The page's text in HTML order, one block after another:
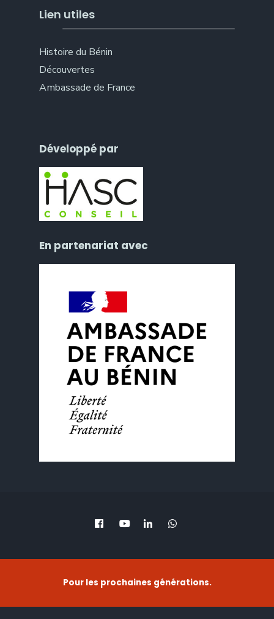
Lien utiles
Histoire du Bénin
Découvertes
Ambassade de France
Développé par
En partenariat avec
Pour les prochaines générations.